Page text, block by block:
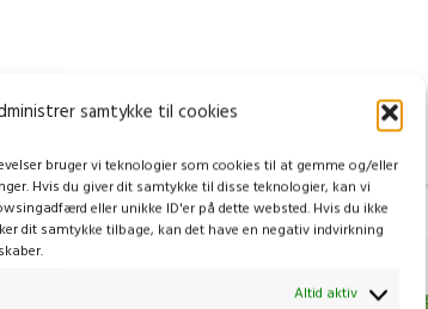
samtykke til cookies
bruger vi teknologier som cookies til at gemme og/eller
Hvis du giver dit samtykke til disse teknologier, kan vi
eller unikke ID'er på dette websted. Hvis du ikke
dit samtykke tilbage, kan det have en negativ indvirkning
Altid aktiv